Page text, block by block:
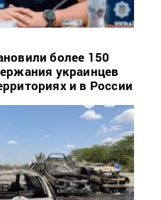
более 150
украинцев
и в России